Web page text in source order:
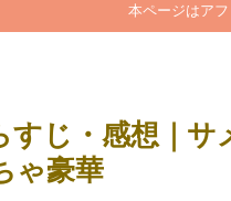
本ページはアフ
すじ・感想｜
ゃ豪華